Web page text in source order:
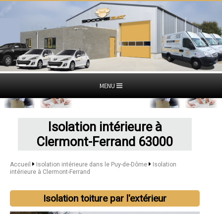
MENU
Isolation intérieure à
Clermont-Ferrand 63000
Accueil Isolation intérieure dans le Puy-de-Dôme
Isolation
intérieure à Clermont-Ferrand
Isolation toiture par l'extérieur